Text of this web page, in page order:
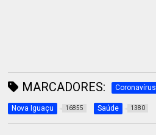
MARCADORES: Coronavírus
Nova Iguaçu 16855 Saúde 1380